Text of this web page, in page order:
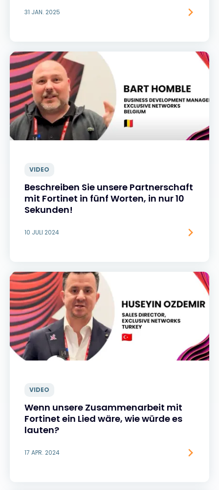
31 JAN. 2025
VIDEO
Beschreiben Sie unsere Partnerschaft
mit Fortinet in fünf Worten, in nur 10
Sekunden!
10 JULI 2024
VIDEO
Wenn unsere Zusammenarbeit mit
Fortinet ein Lied wäre, wie würde es
lauten?
17 APR. 2024